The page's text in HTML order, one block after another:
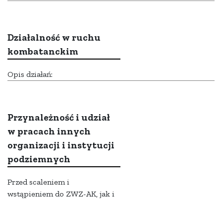
Działalność w ruchu
kombatanckim
Opis działań:
Przynależność i udział
w pracach innych
organizacji i instytucji
podziemnych
Przed scaleniem i
wstąpieniem do ZWZ-AK, jak i